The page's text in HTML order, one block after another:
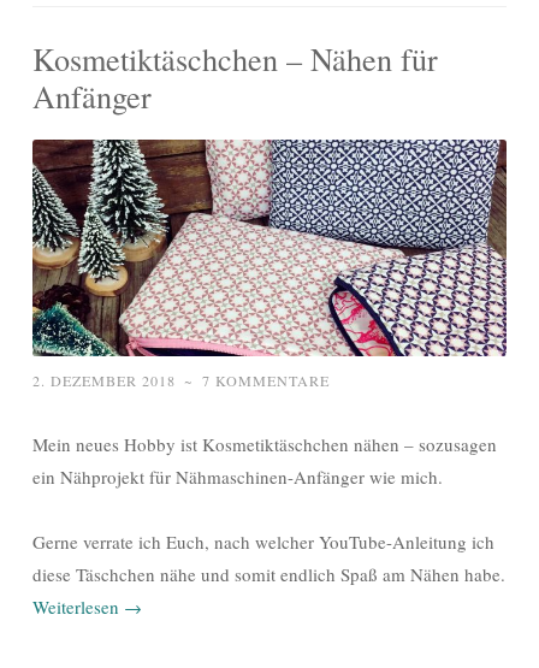
Kosmetiktäschchen – Nähen für
Anfänger
2. DEZEMBER 2018 ~ 7 KOMMENTARE
Mein neues Hobby ist Kosmetiktäschchen nähen – sozusagen
ein Nähprojekt für Nähmaschinen-Anfänger wie mich.
Gerne verrate ich Euch, nach welcher YouTube-Anleitung ich
diese Täschchen nähe und somit endlich Spaß am Nähen habe.
Weiterlesen →